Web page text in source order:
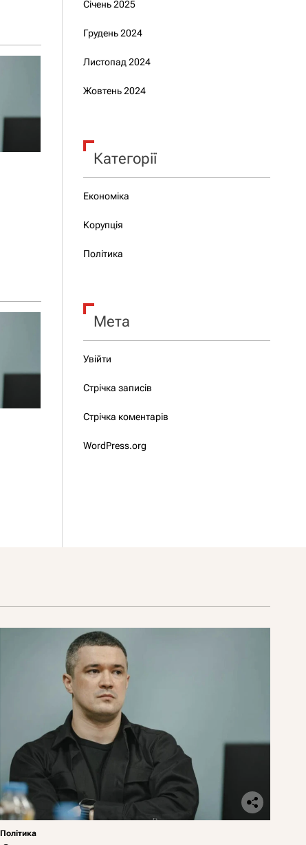
Січень 2025
Грудень 2024
Листопад 2024
Жовтень 2024
Категорії
Економіка
Корупція
Політика
Мета
Увійти
Стрічка записів
Стрічка коментарів
WordPress.org
Політика